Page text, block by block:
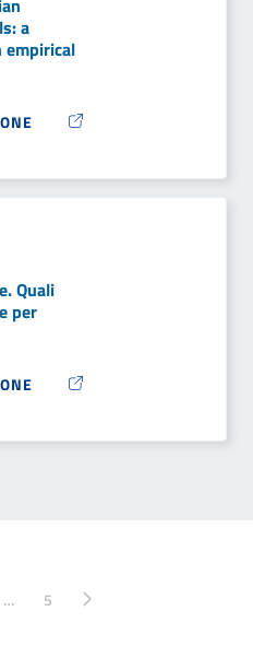
a
Quali
per
… 5
Pagina successiva